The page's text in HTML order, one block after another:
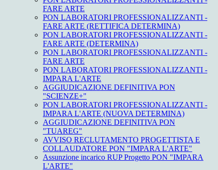
FARE ARTE
PON LABORATORI PROFESSIONALIZZANTI -
FARE ARTE (RETTIFICA DETERMINA)
PON LABORATORI PROFESSIONALIZZANTI -
FARE ARTE (DETERMINA)
PON LABORATORI PROFESSIONALIZZANTI -
FARE ARTE
PON LABORATORI PROFESSIONALIZZANTI -
IMPARA L'ARTE
AGGIUDICAZIONE DEFINITIVA PON
"SCIENZE+"
PON LABORATORI PROFESSIONALIZZANTI -
IMPARA L'ARTE (NUOVA DETERMINA)
AGGIUDICAZIONE DEFINITIVA PON
"TUAREG"
AVVISO RECLUTAMENTO PROGETTISTA E
COLLAUDATORE PON "IMPARA L'ARTE"
Assunzione incarico RUP Progetto PON "IMPARA
L'ARTE"